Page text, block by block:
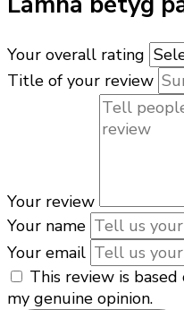
Your overall rating
Title of your review
Your review
Your name
Your email
This review is
my genuine opinion.